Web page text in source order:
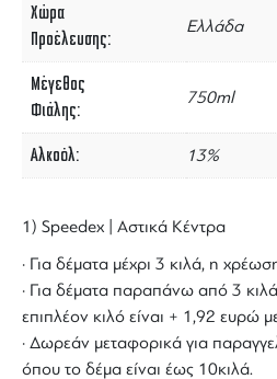
Χώρα
Προέλευσης
Ελλάδα
Μέγεθος
Φιάλης
750ml
Αλκοόλ 13%
1) Speedex | Αστικά Κέντρα
· Για δέματα μέχρι 3 κιλά, η
· Για δέματα παραπάνω από 3
επιπλέον κιλό είναι + 1,92 ευρώ
· Δωρεάν μεταφορικά για
όπου το δέμα είναι έως 10κιλά.